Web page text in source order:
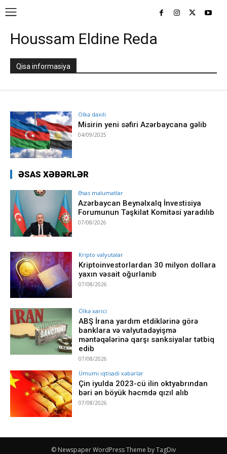
Houssam Eldine Reda
Qisa informasiya
Ölkə daxili
Misirin yeni səfiri Azərbaycana gəlib
04/09/2025
ƏSAS XƏBƏRLƏR
Əsas məlumatlar
Azərbaycan Beynəlxalq İnvestisiya
Forumunun Təşkilat Komitəsi yaradılıb
07/08/2026
Kripto valyutalar
Kriptoinvestorlardan 30 milyon dollara
yaxın vəsait oğurlanıb
07/08/2026
Ölkə xarici
ABŞ İrana yardım etdiklərinə görə
banklara və valyutadəyişmə
məntəqələrinə qarşı sanksiyalar tətbiq
edib
07/08/2026
Ümumi iqtisadi xəbərlər
Çin iyulda 2023-cü ilin oktyabrından
bəri ən böyük həcmdə qızıl alıb
07/08/2026
© Newspaper WordPress Theme by TagDiv